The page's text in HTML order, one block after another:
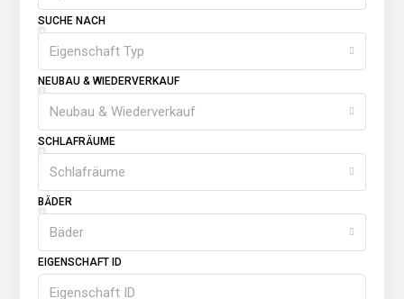
SUCHE NACH
Eigenschaft Typ
NEUBAU & WIEDERVERKAUF
Neubau & Wiederverkauf
SCHLAFRÄUME
Schlafräume
BÄDER
Bäder
EIGENSCHAFT ID